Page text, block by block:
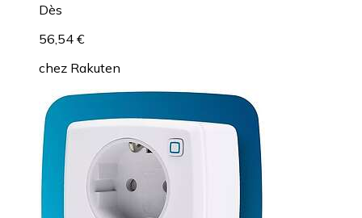
Dès
56,54 €
chez Rakuten